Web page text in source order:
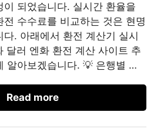
이 되었습니다. 실시간 환율을
전 수수료를 비교하는 것은 현명
다. 아래에서 환전 계산기 실시
달러 엔화 환전 계산 사이트 추
알아보겠습니다. 💡 은행별 …
Read more